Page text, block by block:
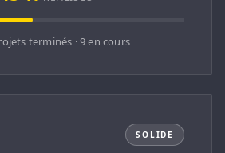
terminés · 9 en cours
SOLIDE